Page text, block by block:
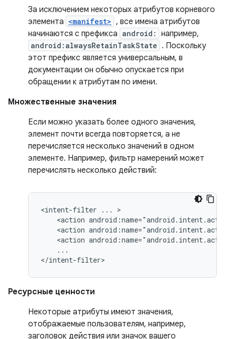
За исключением некоторых атрибутов корневого
элемента <manifest> , все имена атрибутов
начинаются с префикса android: например,
android:alwaysRetainTaskState . Поскольку
этот префикс является универсальным, в
документации он обычно опускается при
обращении к атрибутам по имени.
Множественные значения
Если можно указать более одного значения,
элемент почти всегда повторяется, а не
перечисляется несколько значений в одном
элементе. Например, фильтр намерений может
перечислять несколько действий:
<intent-filter ...
<action
<action
<action
...
</intent-filter>
Ресурсные ценности
Некоторые атрибуты имеют значения,
отображаемые пользователям, например,
заголовок действия или значок вашего